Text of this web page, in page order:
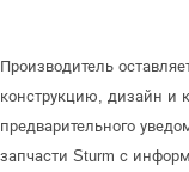
Производитель
конструкцию, дизайн и
предварительного
запчасти Sturm с